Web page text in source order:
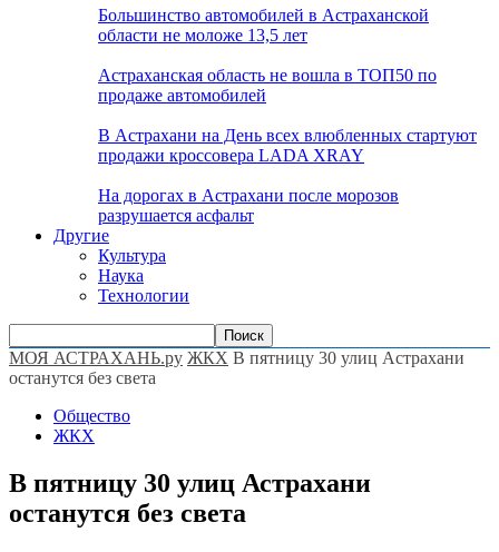
Большинство автомобилей в Астраханской
области не моложе 13,5 лет
Астраханская область не вошла в ТОП50 по
продаже автомобилей
В Астрахани на День всех влюбленных стартуют
продажи кроссовера LADA XRAY
На дорогах в Астрахани после морозов
разрушается асфальт
Другие
Культура
Наука
Технологии
МОЯ АСТРАХАНЬ.ру ЖКХ В пятницу 30 улиц Астрахани
останутся без света
Общество
ЖКХ
В пятницу 30 улиц Астрахани
останутся без света